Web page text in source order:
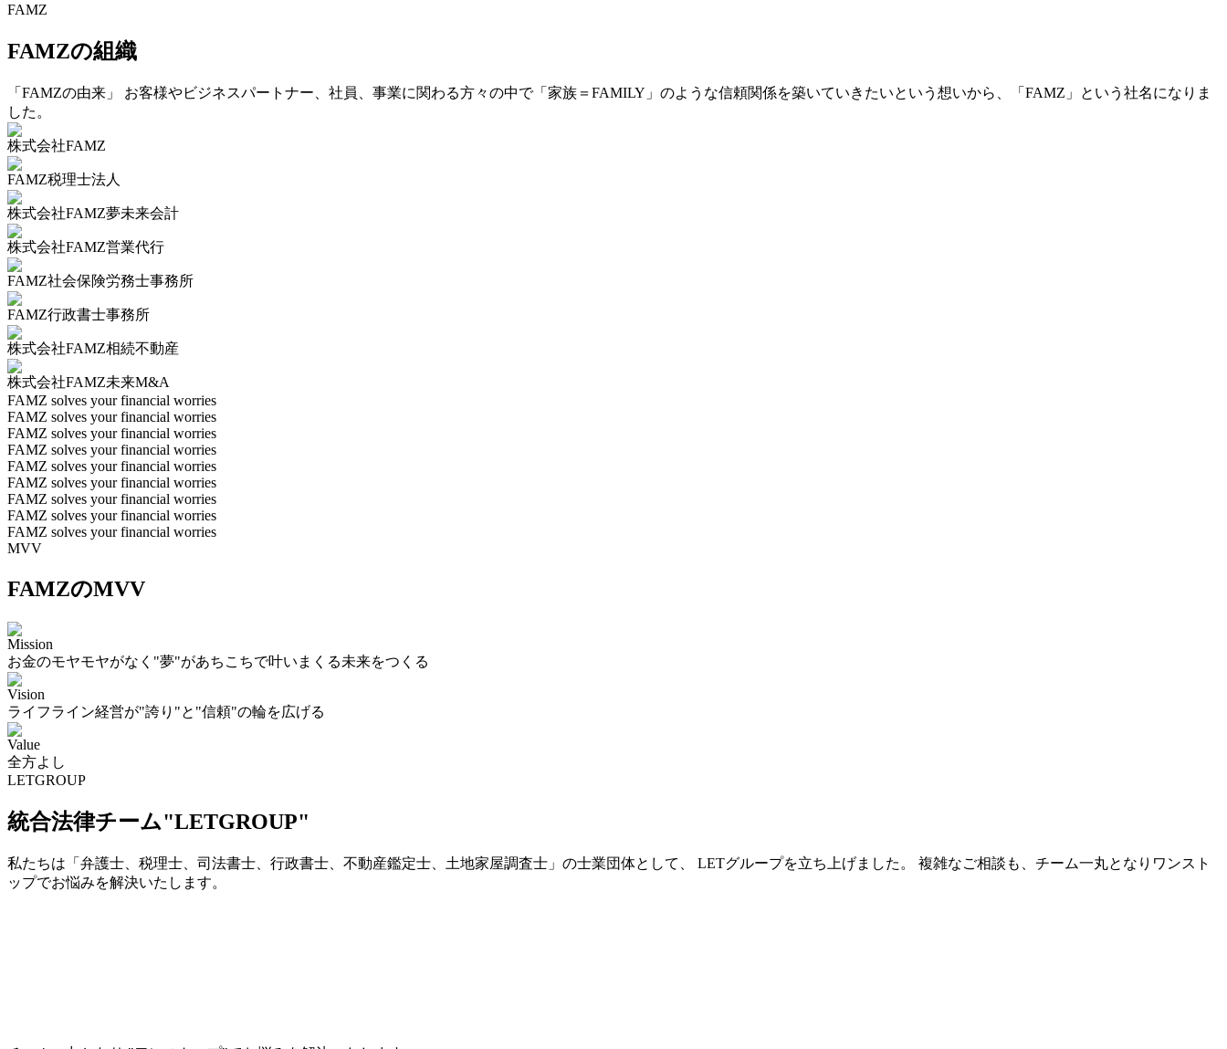
FAMZ
FAMZの組織
「FAMZの由来」 お客様やビジネスパートナー、社員、事業に関わる方々の中で「家族＝FAMILY」のような信頼関係を築いていきたいという想いから、「FAMZ」という社名になりま
した。
株式会社FAMZ
FAMZ税理士法人
株式会社FAMZ夢未来会計
株式会社FAMZ営業代行
FAMZ社会保険労務士事務所
FAMZ行政書士事務所
株式会社FAMZ相続不動産
株式会社FAMZ未来M&A
FAMZ solves your financial worries
FAMZ solves your financial worries
FAMZ solves your financial worries
FAMZ solves your financial worries
FAMZ solves your financial worries
FAMZ solves your financial worries
FAMZ solves your financial worries
FAMZ solves your financial worries
FAMZ solves your financial worries
MVV
FAMZのMVV
Mission
お金のモヤモヤがなく"夢"があちこちで叶いまくる未来をつくる
Vision
ライフライン経営が"誇り"と"信頼"の輪を広げる
Value
全方よし
LETGROUP
統合法律チーム"LETGROUP"
私たちは「弁護士、税理士、司法書士、行政書士、不動産鑑定士、土地家屋調査士」の士業団体として、 LETグループを立ち上げました。 複雑なご相談も、チーム一丸となりワンスト
ップでお悩みを解決いたします。